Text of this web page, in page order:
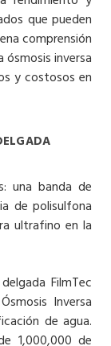
que pueden
comprensión
inversa
y costosos en
una banda de
de polisulfona
ultrafino en la
FilmTec
Inversa
de agua.
1,000,000 de